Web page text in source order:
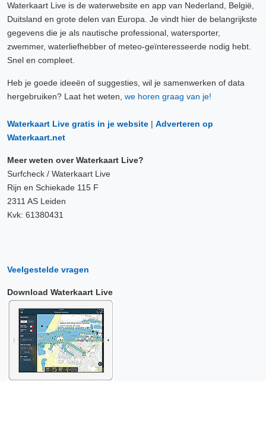
Waterkaart Live is de waterwebsite en app van Nederland, België,
Duitsland en grote delen van Europa. Je vindt hier de belangrijkste
gegevens die je als nautische professional, watersporter,
zwemmer, waterliefhebber of meteo-geïnteresseerde nodig hebt.
Snel en compleet.
Heb je goede ideeën of suggesties, wil je samenwerken of data
hergebruiken? Laat het weten, we horen graag van je!
Waterkaart Live gratis in je website | Adverteren op
Waterkaart.net
Meer weten over Waterkaart Live?
Surfcheck / Waterkaart Live
Rijn en Schiekade 115 F
2311 AS Leiden
Kvk: 61380431
Veelgestelde vragen
Download Waterkaart Live